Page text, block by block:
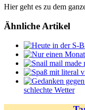
Hier geht es zu dem
Ähnliche Artikel
schlechte Wetter